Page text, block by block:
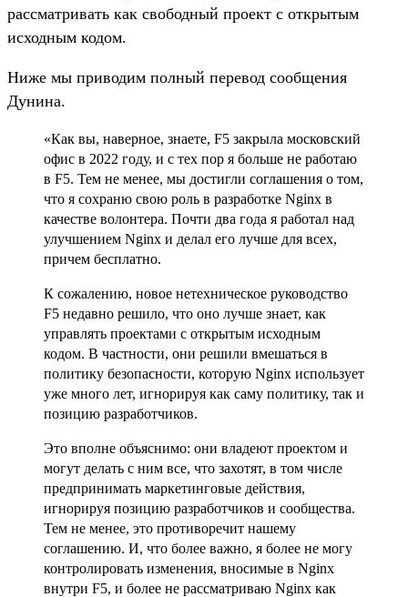
рассматривать как свободный проект с открытым
исходным кодом.
Ниже мы приводим полный перевод сообщения
Дунина.
«Как вы, наверное, знаете, F5 закрыла московский
офис в 2022 году, и с тех пор я больше не работаю
в F5. Тем не менее, мы достигли соглашения о том,
что я сохраню свою роль в разработке Nginx в
качестве волонтера. Почти два года я работал над
улучшением Nginx и делал его лучше для всех,
причем бесплатно.
К сожалению, новое нетехническое руководство
F5 недавно решило, что оно лучше знает, как
управлять проектами с открытым исходным
кодом. В частности, они решили вмешаться в
политику безопасности, которую Nginx использует
уже много лет, игнорируя как саму политику, так и
позицию разработчиков.
Это вполне объяснимо: они владеют проектом и
могут делать с ним все, что захотят, в том числе
предпринимать маркетинговые действия,
игнорируя позицию разработчиков и сообщества.
Тем не менее, это противоречит нашему
соглашению. И, что более важно, я более не могу
контролировать изменения, вносимые в Nginx
внутри F5, и более не рассматриваю Nginx как